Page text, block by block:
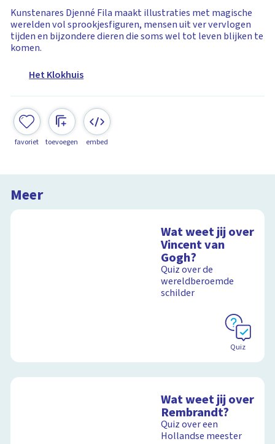
Kunstenares Djenné Fila maakt illustraties met magische
werelden vol sprookjesfiguren, mensen uit ver vervlogen
tijden en bijzondere dieren die soms wel tot leven blijken te
komen.
Het Klokhuis
favoriet toevoegen embed
Meer
Wat weet jij over
Vincent van
Gogh?
Quiz over de
wereldberoemde
schilder
Quiz
Wat weet jij over
Rembrandt?
Quiz over een
Hollandse meester